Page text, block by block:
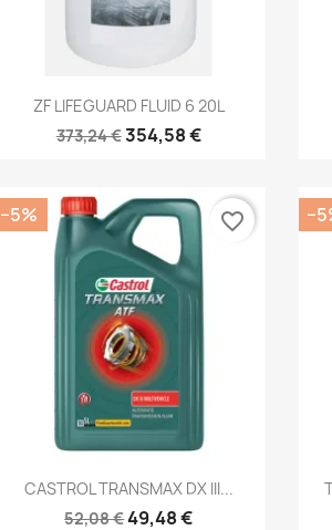
 Kiirvaade
ZF LIFEGUARD FLUID 6 20L
373,24 €354,58 €
Kiirvaade
CASTROL TRANSMAX DX III...
52,08 €49,48 €
−5% favorite_border